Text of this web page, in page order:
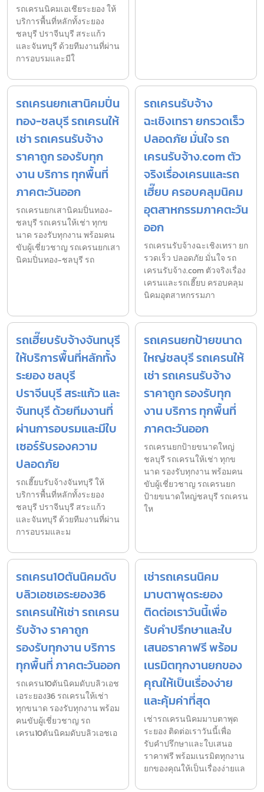
รถเครนนิคมเอเชียระยอง ให้
บริการพื้นที่หลักทั้งระยอง
ชลบุรี ปราจีนบุรี สระแก้ว
และจันทบุรี ด้วยทีมงานที่ผ่าน
การอบรมและมีใ
รถเครนยกเสานิคมปิ่น
ทอง-ชลบุรี รถเครนให้
เช่า รถเครนรับจ้าง
ราคาถูก รองรับทุก
งาน บริการ ทุกพื้นที่
ภาคตะวันออก
รถเครนยกเสานิคมปิ่นทอง-
ชลบุรี รถเครนให้เช่า ทุกข
นาด รองรับทุกงาน พร้อมคน
ขับผู้เชี่ยวชาญ รถเครนยกเสา
นิคมปิ่นทอง-ชลบุรี รถ
รถเครนรับจ้าง
ฉะเชิงเทรา ยกรวดเร็ว
ปลอดภัย มั่นใจ รถ
เครนรับจ้าง.com ตัว
จริงเรื่องเครนและรถ
เฮี๊ยบ ครอบคลุมนิคม
อุตสาหกรรมภาคตะวัน
ออก
รถเครนรับจ้างฉะเชิงเทรา ยก
รวดเร็ว ปลอดภัย มั่นใจ รถ
เครนรับจ้าง.com ตัวจริงเรื่อง
เครนและรถเฮี๊ยบ ครอบคลุม
นิคมอุตสาหกรรมภา
รถเฮี๊ยบรับจ้างจันทบุรี
ให้บริการพื้นที่หลักทั้ง
ระยอง ชลบุรี
ปราจีนบุรี สระแก้ว และ
จันทบุรี ด้วยทีมงานที่
ผ่านการอบรมและมีใบ
เซอร์รับรองความ
ปลอดภัย
รถเฮี๊ยบรับจ้างจันทบุรี ให้
บริการพื้นที่หลักทั้งระยอง
ชลบุรี ปราจีนบุรี สระแก้ว
และจันทบุรี ด้วยทีมงานที่ผ่าน
การอบรมและม
รถเครนยกป้ายขนาด
ใหญ่ชลบุรี รถเครนให้
เช่า รถเครนรับจ้าง
ราคาถูก รองรับทุก
งาน บริการ ทุกพื้นที่
ภาคตะวันออก
รถเครนยกป้ายขนาดใหญ่
ชลบุรี รถเครนให้เช่า ทุกข
นาด รองรับทุกงาน พร้อมคน
ขับผู้เชี่ยวชาญ รถเครนยก
ป้ายขนาดใหญ่ชลบุรี รถเครน
ให
รถเครน10ตันนิคมดับ
บลิวเอชเอระยอง36
รถเครนให้เช่า รถเครน
รับจ้าง ราคาถูก
รองรับทุกงาน บริการ
ทุกพื้นที่ ภาคตะวันออก
รถเครน10ตันนิคมดับบลิวเอช
เอระยอง36 รถเครนให้เช่า
ทุกขนาด รองรับทุกงาน พร้อม
คนขับผู้เชี่ยวชาญ รถ
เครน10ตันนิคมดับบลิวเอชเอ
เช่ารถเครนนิคม
มาบตาพุดระยอง
ติดต่อเราวันนี้เพื่อ
รับคำปรึกษาและใบ
เสนอราคาฟรี พร้อม
เนรมิตทุกงานยกของ
คุณให้เป็นเรื่องง่าย
และคุ้มค่าที่สุด
เช่ารถเครนนิคมมาบตาพุด
ระยอง ติดต่อเราวันนี้เพื่อ
รับคำปรึกษาและใบเสนอ
ราคาฟรี พร้อมเนรมิตทุกงาน
ยกของคุณให้เป็นเรื่องง่ายแล